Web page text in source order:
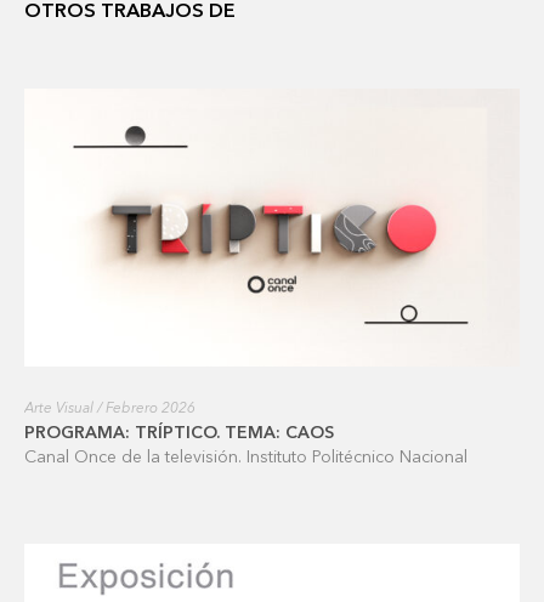
OTROS TRABAJOS DE
Arte Visual / Febrero 2026
PROGRAMA: TRÍPTICO. TEMA: CAOS
Canal Once de la televisión. Instituto Politécnico Nacional